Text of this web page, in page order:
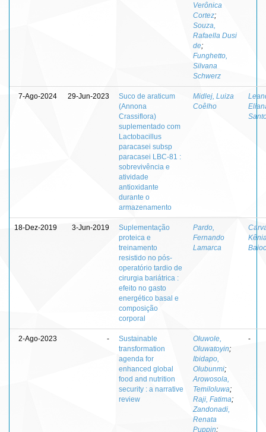
Verônica
Cortez;
Souza,
Rafaella Dusi
de;
Funghetto,
Silvana
Schwerz
7-Ago-2024 29-Jun-2023
Suco de araticum
(Annona
Crassiflora)
suplementado com
Lactobacillus
paracasei subsp
paracasei LBC-81 :
sobrevivência e
atividade
antioxidante
durante o
armazenamento
Midlej, Luiza
Coêlho
18-Dez-2019 3-Jun-2019
Suplementação
proteica e
treinamento
resistido no pós-
operatório tardio de
cirurgia bariátrica :
efeito no gasto
energético basal e
composição
corporal
Pardo,
Fernando
Lamarca
2-Ago-2023 -
Sustainable
transformation
agenda for
enhanced global
food and nutrition
security : a narrative
review
Oluwole,
Oluwatoyin;
Ibidapo,
Olubunmi;
Arowosola,
Temiloluwa;
Raji, Fatima;
Zandonadi,
Renata
Puppin;
-